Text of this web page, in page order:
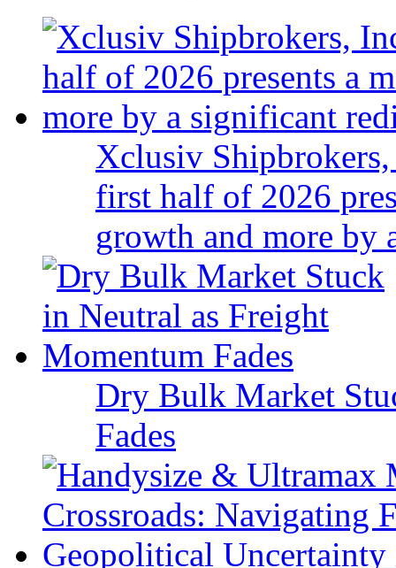
Xclusiv
first half of 2026
growth and more
Dry Bulk Market
Fades